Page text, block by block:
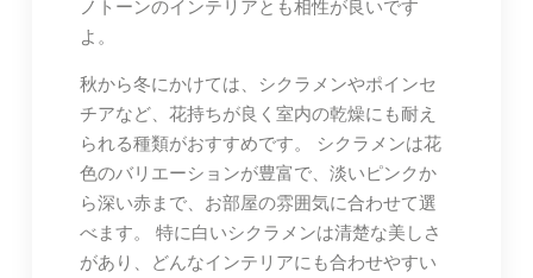
ノトーンのインテリアとも相性が良いです
よ。
秋から冬にかけては、シクラメンやポインセ
チアなど、花持ちが良く室内の乾燥にも耐え
られる種類がおすすめです。 シクラメンは花
色のバリエーションが豊富で、淡いピンクか
ら深い赤まで、お部屋の雰囲気に合わせて選
べます。 特に白いシクラメンは清楚な美しさ
があり、どんなインテリアにも合わせやすい